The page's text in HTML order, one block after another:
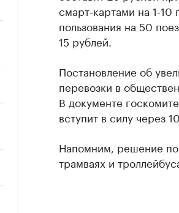
смарт-картами на 1-10
пользования на 50
15 рублей.
Постановление об
перевозки в
В документе
вступит в силу через
Напомним, решение
трамваях и